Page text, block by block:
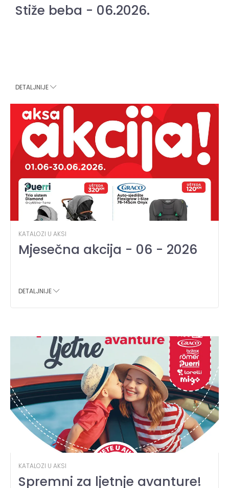
Stiže beba - 06.2026.
DETALJNIJE
KATALOZI U AKSI
Mjesečna akcija - 06 - 2026
DETALJNIJE
KATALOZI U AKSI
Spremni za ljetnje avanture!